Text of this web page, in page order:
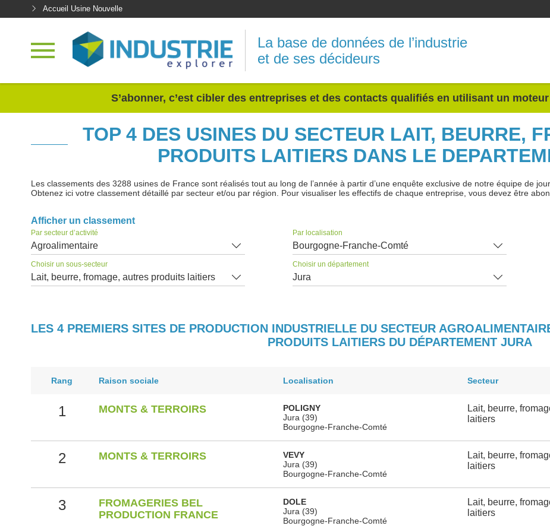
Accueil Usine Nouvelle
La base de données de l’industrie
et de ses décideurs
S’abonner, c’est cibler des entreprises et des contacts qualifiés en utilisant un
TOP 4 DES USINES DU SECTEUR LAIT, BEURRE,
PRODUITS LAITIERS DANS LE
Les classements des 3288 usines de France sont réalisés tout au long de l’année à partir d’une enquête exclusive de notre équipe de
Obtenez ici votre classement détaillé par secteur et/ou par région. Pour visualiser les effectifs de chaque entreprise, vous devez être
Afficher un classement
Par secteur d’activité
Agroalimentaire
Choisir un sous-secteur
Lait, beurre, fromage, autres produits laitiers
Par localisation
Bourgogne-Franche-Comté
Choisir un département
Jura
LES 4 PREMIERS SITES DE PRODUCTION INDUSTRIELLE DU SECTEUR
PRODUITS LAITIERS DU DÉPARTEMENT JURA
Rang Raison sociale Localisation Secteur
1 MONTS & TERROIRS
POLIGNY
Jura (39)
Bourgogne-Franche-Comté
Lait, beurre,
laitiers
2 MONTS & TERROIRS
VEVY
Jura (39)
Bourgogne-Franche-Comté
Lait, beurre,
laitiers
3
FROMAGERIES BEL
PRODUCTION FRANCE
DOLE
Jura (39)
Bourgogne-Franche-Comté
Lait, beurre,
laitiers